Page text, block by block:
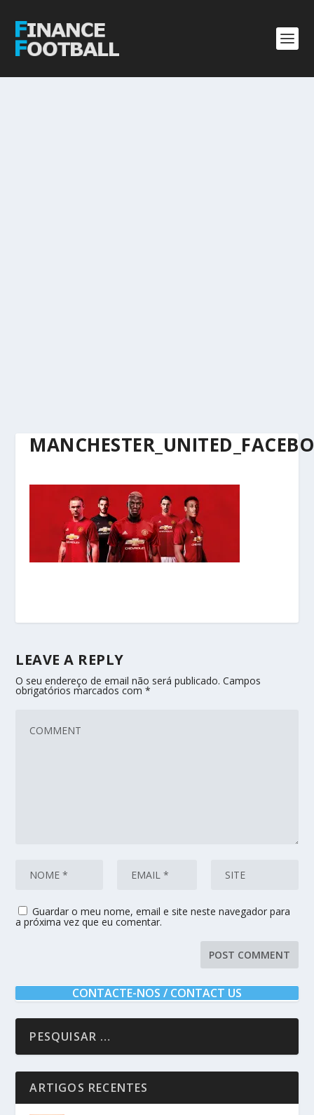
LEAVE A REPLY
O seu endereço de email não será publicado. Campos
obrigatórios marcados com*
Guardar o meu nome, email e site neste navegador para
a próxima vez que eu comentar.
CONTACTE-NOS / CONTACT US
ARTIGOS RECENTES